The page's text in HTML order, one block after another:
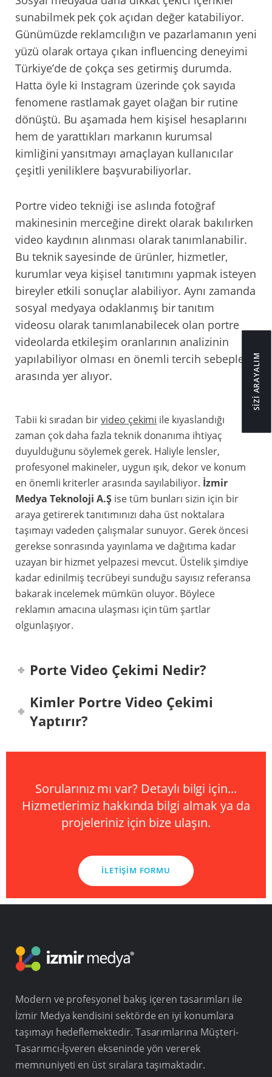
SİZİ ARAYALIM
sunabilmek pek çok açıdan değer katabiliyor.
Günümüzde reklamcılığın ve pazarlamanın yeni
yüzü olarak ortaya çıkan influencing deneyimi
Türkiye’de de çokça ses getirmiş durumda.
Hatta öyle ki Instagram üzerinde çok sayıda
fenomene rastlamak gayet olağan bir rutine
dönüştü. Bu aşamada hem kişisel hesaplarını
hem de yarattıkları markanın kurumsal
kimliğini yansıtmayı amaçlayan kullanıcılar
çeşitli yeniliklere başvurabiliyorlar.
Portre video tekniği ise aslında fotoğraf
makinesinin merceğine direkt olarak bakılırken
video kaydının alınması olarak tanımlanabilir.
Bu teknik sayesinde de ürünler, hizmetler,
kurumlar veya kişisel tanıtımını yapmak isteyen
bireyler etkili sonuçlar alabiliyor. Aynı zamanda
sosyal medyaya odaklanmış bir tanıtım
videosu olarak tanımlanabilecek olan portre
videolarda etkileşim oranlarının analizinin
yapılabiliyor olması en önemli tercih sebepleri
arasında yer alıyor.
Tabii ki sıradan birvideo çekimi ile kıyaslandığı
zaman çok daha fazla teknik donanıma ihtiyaç
duyulduğunu söylemek gerek. Haliyle lensler,
profesyonel makineler, uygun ışık, dekor ve konum
en önemli kriterler arasında sayılabiliyor. İzmir
Medya Teknoloji A.Ş ise tüm bunları sizin için bir
araya getirerek tanıtımınızı daha üst noktalara
taşımayı vadeden çalışmalar sunuyor. Gerek öncesi
gerekse sonrasında yayınlama ve dağıtıma kadar
uzayan bir hizmet yelpazesi mevcut. Üstelik şimdiye
kadar edinilmiş tecrübeyi sunduğu sayısız referansa
bakarak incelemek mümkün oluyor. Böylece
reklamın amacına ulaşması için tüm şartlar
olgunlaşıyor.
Porte Video Çekimi Nedir?
Kimler Portre Video Çekimi
Yaptırır?
Sorularınız mı var? Detaylı bilgi için...
Hizmetlerimiz hakkında bilgi almak ya da
projeleriniz için bize ulaşın.
İLETIŞIM FORMU
Modern ve profesyonel bakış içeren tasarımları ile
İzmir Medya kendisini sektörde en iyi konumlara
taşımayı hedeflemektedir. Tasarımlarına Müşteri-
Tasarımcı-İşveren ekseninde yön vererek
memnuniyeti en üst sıralara taşımaktadır.